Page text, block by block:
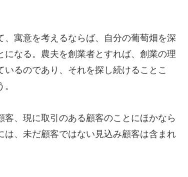
寓意を考えるならば、自分の葡萄畑を深
なる。農夫を創業者とすれば、創業の理
るのであり、それを探し続けることこ
、現に取引のある顧客のことにほかなら
、未だ顧客ではない見込み顧客は含まれ